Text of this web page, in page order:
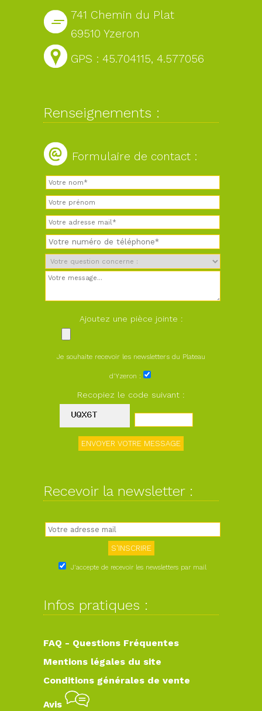
741 Chemin du Plat
69510 Yzeron
GPS : 45.704115, 4.577056
Renseignements :
Formulaire de contact :
Ajoutez une pièce jointe :
Je souhaite recevoir les newsletters du Plateau
d'Yzeron :
Recopiez le code suivant :
Recevoir la newsletter :
J'accepte de recevoir les newsletters par mail
Infos pratiques :
FAQ - Questions Fréquentes
Mentions légales du site
Conditions générales de vente
Avis